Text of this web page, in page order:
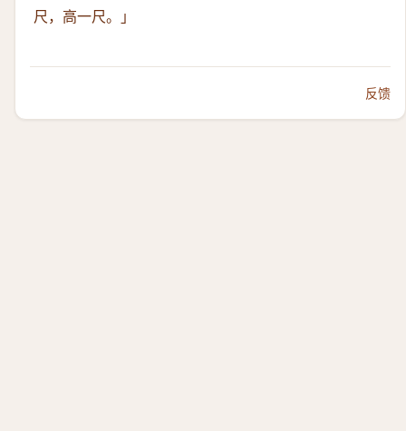
尺，高一尺。」
反馈